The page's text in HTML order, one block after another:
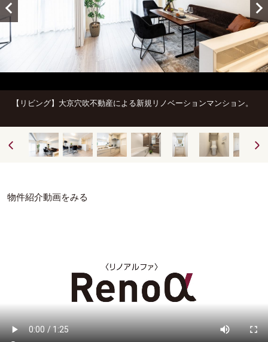
【リビング】大京穴吹不動産による新規リノベーションマンション。
物件紹介動画をみる